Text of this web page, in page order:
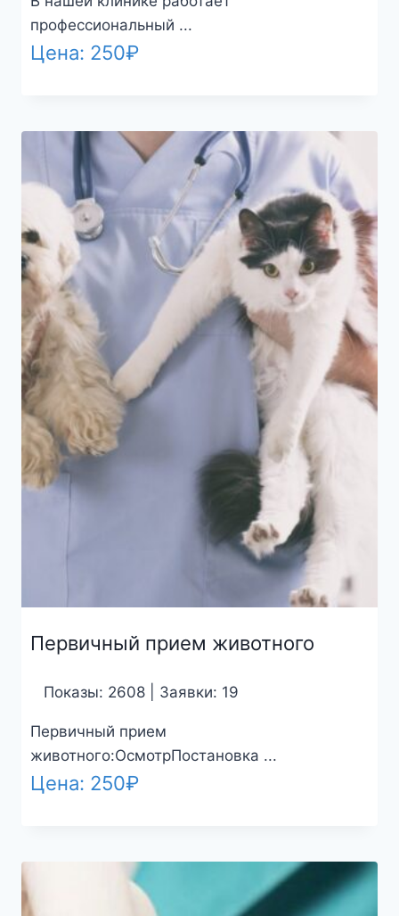
профессиональный ...
Цена: 250₽
Первичный прием животного
Показы: 2608 | Заявки: 19
Первичный прием
животного:ОсмотрПостановка ...
Цена: 250₽